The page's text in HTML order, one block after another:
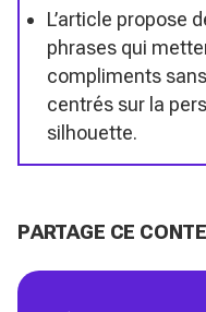
L’article propose
phrases qui
compliments
centrés sur la
silhouette.
PARTAGE CE